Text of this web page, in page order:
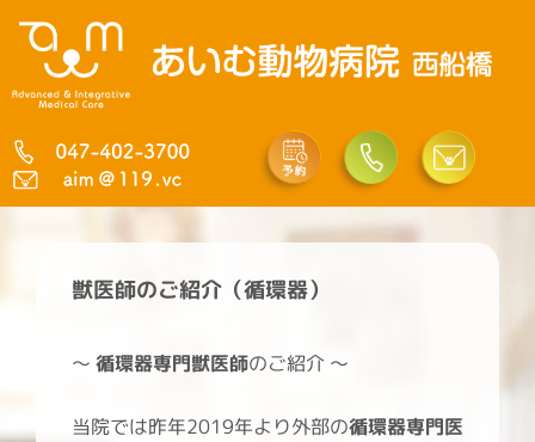
ス
ッ
プ
獣医師のご紹介（循環器）
〜 循環器専門獣医師のご紹介 〜
当院では昨年2019年より外部の循環器専門医